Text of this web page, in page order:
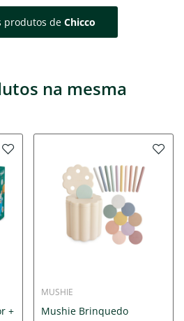
produtos de Chicco
na mesma
+
MUSHIE
Mushie Brinquedo